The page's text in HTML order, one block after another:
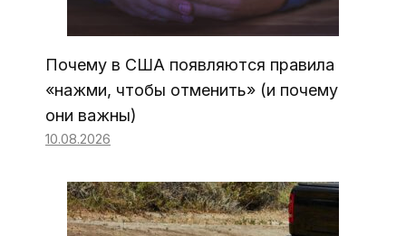
Почему в США появляются правила
«нажми, чтобы отменить» (и почему
они важны)
10.08.2026